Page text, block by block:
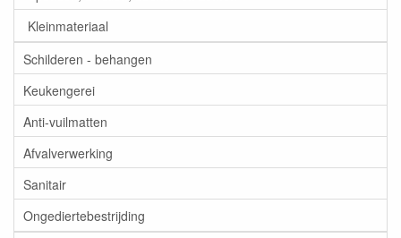
Kleinmateriaal
Schilderen - behangen
Keukengerei
Anti-vuilmatten
Afvalverwerking
Sanitair
Ongediertebestrijding